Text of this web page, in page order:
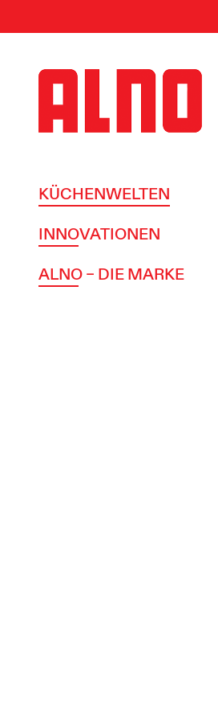
KÜCHENWELTEN
INNOVATIONEN
ALNO – DIE MARKE